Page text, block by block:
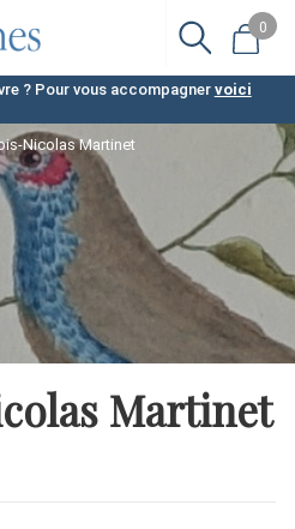
0
? Pour vous accompagner voici
Nicolas Martinet
Martinet